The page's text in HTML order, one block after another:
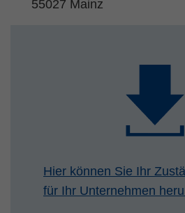
55027 Mainz
Hier können Sie Ihr
für Ihr Unternehmen